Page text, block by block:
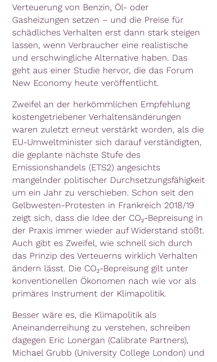
Verteuerung von Benzin, Öl- oder
Gasheizungen setzen – und die Preise für
schädliches Verhalten erst dann stark steigen
lassen, wenn Verbraucher eine realistische
und erschwingliche Alternative haben. Das
geht aus einer Studie hervor, die das Forum
New Economy heute veröffentlicht.
Zweifel an der herkömmlichen Empfehlung
kostengetriebener Verhaltensänderungen
waren zuletzt erneut verstärkt worden, als die
EU-Umweltminister sich darauf verständigten,
die geplante nächste Stufe des
Emissionshandels (ETS2) angesichts
mangelnder politischer Durchsetzungsfähigkeit
um ein Jahr zu verschieben. Schon seit den
Gelbwesten-Protesten in Frankreich 2018/19
zeigt sich, dass die Idee der CO₂-Bepreisung in
der Praxis immer wieder auf Widerstand stößt.
Auch gibt es Zweifel, wie schnell sich durch
das Prinzip des Verteuerns wirklich Verhalten
ändern lässt. Die CO₂-Bepreisung gilt unter
konventionellen Ökonomen nach wie vor als
primäres Instrument der Klimapolitik.
Besser wäre es, die Klimapolitik als
Aneinanderreihung zu verstehen, schreiben
dagegen Eric Lonergan (Calibrate Partners),
Michael Grubb (University College London) und